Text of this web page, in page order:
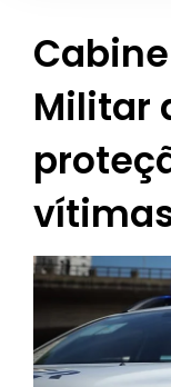
Militar